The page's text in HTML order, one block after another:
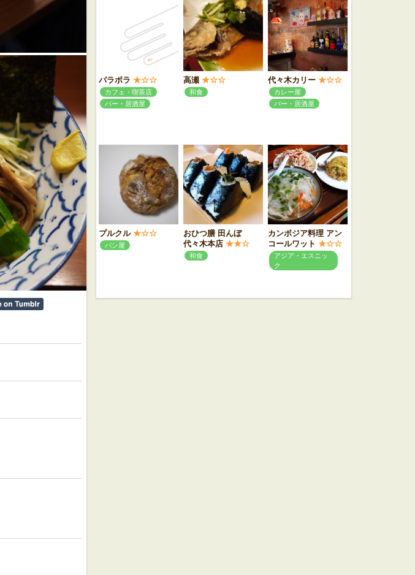
パラボラ ★☆☆
カフェ・喫茶店
バー・居酒屋
高瀬 ★☆☆
和食
代々木カリー ★☆☆
カレー屋
バー・居酒屋
プルクル ★☆☆
パン屋
おひつ膳 田んぼ
代々木本店 ★★☆
和食
カンボジア料理 アン
コールワット ★☆☆
アジア・エスニッ
ク